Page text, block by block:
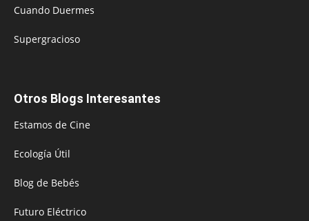
Cuando Duermes
Supergracioso
Otros Blogs Interesantes
Estamos de Cine
Ecología Útil
Blog de Bebés
Futuro Eléctrico